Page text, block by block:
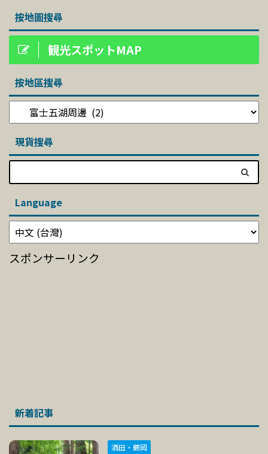
按地圖搜尋
観光スポットMAP
按地區搜尋
現貨搜尋
Language
スポンサーリンク
新着記事
酒田・鶴岡